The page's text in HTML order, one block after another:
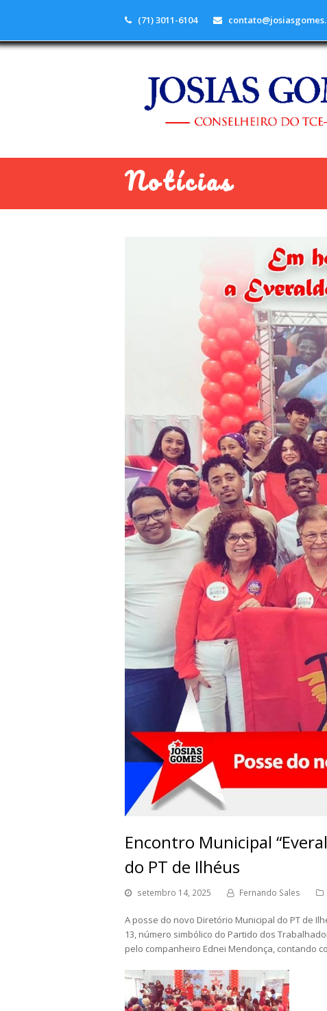
(71) 3011-6104
Notícias
Encontro Municipal
do PT de Ilhéus
setembro 14, 2025 Fernando Sales
A posse do novo Diretório Municipal do PT de
13, número simbólico do Partido dos
pelo companheiro Ednei Mendonça, contando